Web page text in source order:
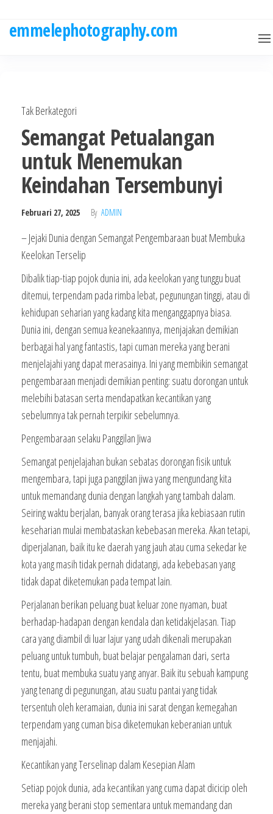
emmelephotography.com
Tak Berkategori
Semangat Petualangan
untuk Menemukan
Keindahan Tersembunyi
Februari 27, 2025 By ADMIN
– Jejaki Dunia dengan Semangat Pengembaraan buat Membuka
Keelokan Terselip
Dibalik tiap-tiap pojok dunia ini, ada keelokan yang tunggu buat
ditemui, terpendam pada rimba lebat, pegunungan tinggi, atau di
kehidupan seharian yang kadang kita menganggapnya biasa.
Dunia ini, dengan semua keanekaannya, menjajakan demikian
berbagai hal yang fantastis, tapi cuman mereka yang berani
menjelajahi yang dapat merasainya. Ini yang membikin semangat
pengembaraan menjadi demikian penting: suatu dorongan untuk
melebihi batasan serta mendapatkan kecantikan yang
sebelumnya tak pernah terpikir sebelumnya.
Pengembaraan selaku Panggilan Jiwa
Semangat penjelajahan bukan sebatas dorongan fisik untuk
mengembara, tapi juga panggilan jiwa yang mengundang kita
untuk memandang dunia dengan langkah yang tambah dalam.
Seiring waktu berjalan, banyak orang terasa jika kebiasaan rutin
keseharian mulai membataskan kebebasan mereka. Akan tetapi,
diperjalanan, baik itu ke daerah yang jauh atau cuma sekedar ke
kota yang masih tidak pernah didatangi, ada kebebasan yang
tidak dapat diketemukan pada tempat lain.
Perjalanan berikan peluang buat keluar zone nyaman, buat
berhadap-hadapan dengan kendala dan ketidakjelasan. Tiap
cara yang diambil di luar lajur yang udah dikenali merupakan
peluang untuk tumbuh, buat belajar pengalaman dari, serta
tentu, buat membuka suatu yang anyar. Baik itu sebuah kampung
yang tenang di pegunungan, atau suatu pantai yang tidak
tersentuh oleh keramaian, dunia ini sarat dengan kemegahan
terpendam yang cuman bisa diketemukan keberanian untuk
menjajahi.
Kecantikan yang Terselinap dalam Kesepian Alam
Setiap pojok dunia, ada kecantikan yang cuma dapat dicicip oleh
mereka yang berani stop sementara untuk memandang dan